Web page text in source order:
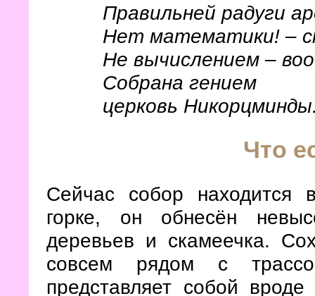
Правильней радуги
Нет математики! –
Не вычислением –
Собрана гением
церковь
Что
Сейчас собор находится
горке, он обнесён
деревьев и скамеечка.
совсем рядом с
представляет собой